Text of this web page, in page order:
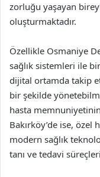
zorluğu yaşayan
oluşturmaktadır.
Özellikle Osmaniye
sağlık sistemleri ile
dijital ortamda takip
bir şekilde
hasta
Bakırköy’de ise, özel
modern sağlık
tanı ve tedavi